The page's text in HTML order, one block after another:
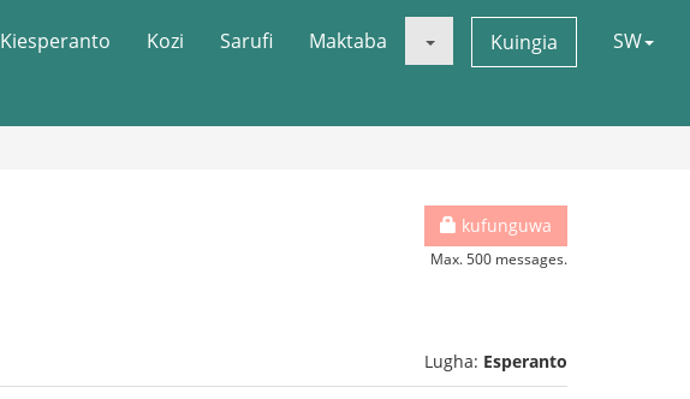
Kiesperanto Kozi Sarufi Maktaba Kuingia SW
kufunguwa
Max. 500 messages.
Lugha: Esperanto